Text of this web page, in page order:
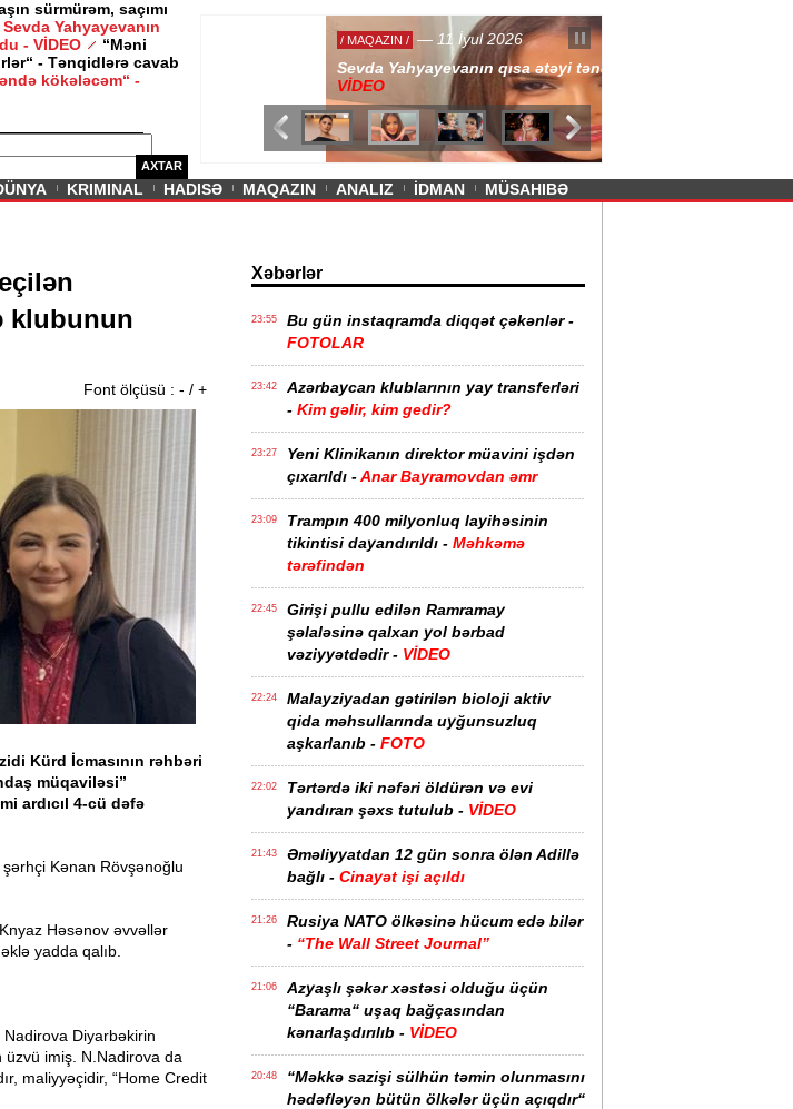
sürmürəm, saçımı
Sevda Yahyayevanın
- VİDEO
“Məni
- Tənqidlərə cavab
kökələcəm“ -
AXTAR
— 11 İyul 2026
Sevda Yahyayevanın qısa ətəyi tənqid olundu -
KRIMINAL HADISƏ MAQAZIN ANALIZ İDMAN MÜSAHIBƏ
klubunun
Font ölçüsü : - / +
Kürd İcmasının rəhbəri
müqaviləsi”
ardıcıl 4-cü dəfə
Kənan Rövşənoğlu
Həsənov əvvəllər
yadda qalıb.
Nadirova Diyarbəkirin
üzvü imiş. N.Nadirova da
maliyyəçidir, “Home Credit
Xəbərlər
23:55
Bu gün instaqramda diqqət çəkənlər -
FOTOLAR
23:42
Azərbaycan klublarının yay transferləri
- Kim gəlir, kim gedir?
23:27
Yeni Klinikanın direktor müavini işdən
çıxarıldı -Anar Bayramovdan əmr
23:09
Trampın 400 milyonluq layihəsinin
tikintisi dayandırıldı - Məhkəmə
tərəfindən
22:45
Girişi pullu edilən Ramramay
şəlaləsinə qalxan yol bərbad
vəziyyətdədir - VİDEO
22:24
Malayziyadan gətirilən bioloji aktiv
qida məhsullarında uyğunsuzluq
aşkarlanıb - FOTO
22:02
Tərtərdə iki nəfəri öldürən və evi
yandıran şəxs tutulub - VİDEO
21:43
Əməliyyatdan 12 gün sonra ölən Adillə
bağlı - Cinayət işi açıldı
21:26
Rusiya NATO ölkəsinə hücum edə bilər
- “The Wall Street Journal”
21:06
Azyaşlı şəkər xəstəsi olduğu üçün
“Barama“ uşaq bağçasından
kənarlaşdırılıb - VİDEO
20:48
“Məkkə sazişi sülhün təmin olunmasını
hədəfləyən bütün ölkələr üçün açıqdır“